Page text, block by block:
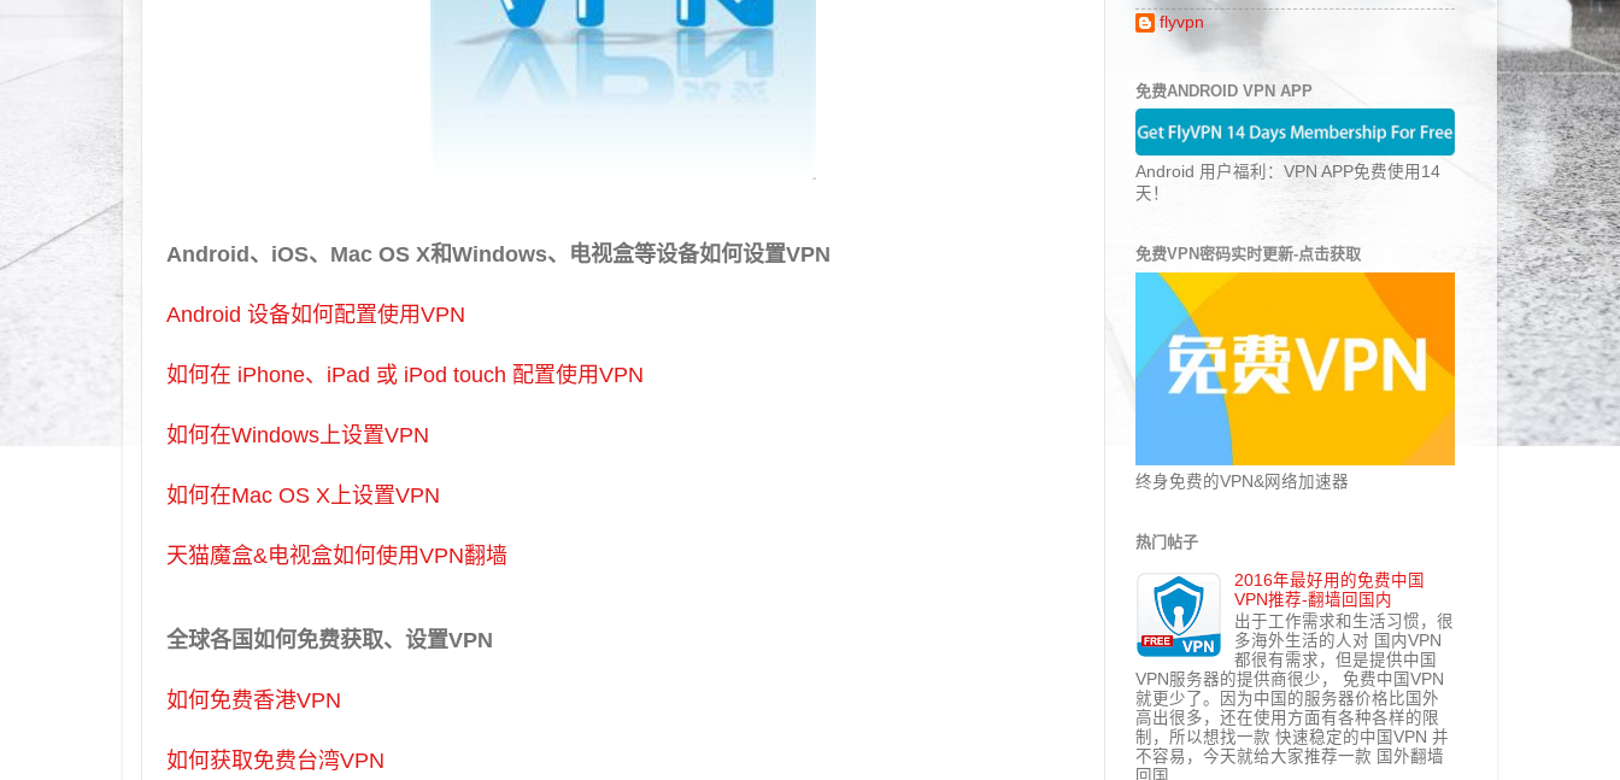
Android、iOS、Mac OS X和Windows、电视盒等设备如何设置VPN
Android 设备如何配置使用VPN
如何在 iPhone、iPad 或 iPod touch 配置使用VPN
如何在Windows上设置VPN
如何在Mac OS X上设置VPN
天猫魔盒&电视盒如何使用VPN翻墙
全球各国如何免费获取、设置VPN
如何免费香港VPN
如何获取免费台湾VPN
flyvpn
免费ANDROID VPN APP
Android 用户福利：VPN APP免费使用14
天！
免费VPN密码实时更新-点击获取
终身免费的VPN&网络加速器
热门帖子
2016年最好用的免费中国
VPN推荐-翻墙回国内
出于工作需求和生活习惯，很
多海外生活的人对 国内VPN
都很有需求，但是提供中国
VPN服务器的提供商很少， 免费中国VPN
就更少了。因为中国的服务器价格比国外
高出很多，还在使用方面有各种各样的限
制，所以想找一款 快速稳定的中国VPN 并
不容易，今天就给大家推荐一款 国外翻墙
回国...